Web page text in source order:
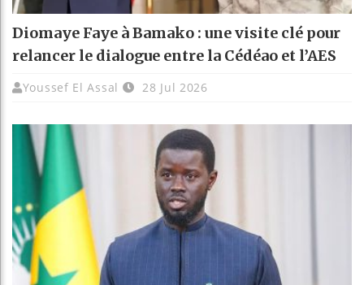
Diomaye Faye à Bamako : une visite clé pour
relancer le dialogue entre la Cédéao et l’AES
Youssef El Assal 28 Jul 2026